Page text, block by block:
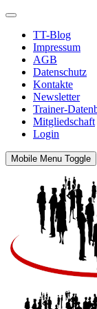
TT-Blog
Impressum
AGB
Datenschutz
Kontakte
Newsletter
Trainer-
Mitgliedschaft
Login
Mobile Menu Toggle